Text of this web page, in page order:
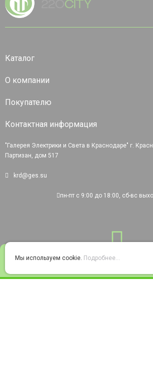
Войти
Каталог
О компании
Покупателю
Контактная информация
"Галерея Электрики и Света в Краснодаре" г.
Партизан, дом 517
krd@ges.su
пн-пт с 9:00 до 18:00, сб-вс
Мы используем cookie. Подробнее...